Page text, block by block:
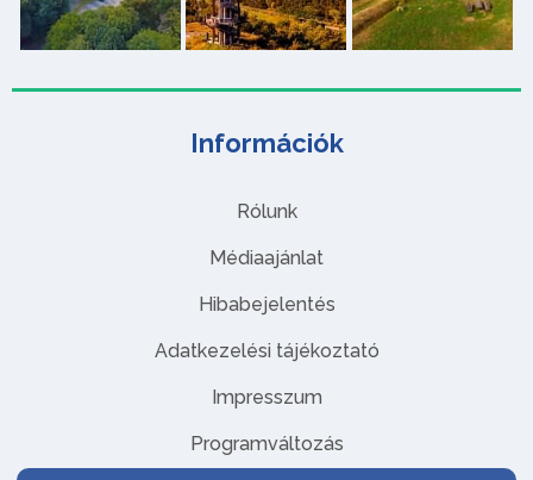
Információk
Rólunk
Médiaajánlat
Hibabejelentés
Adatkezelési tájékoztató
Impresszum
Programváltozás